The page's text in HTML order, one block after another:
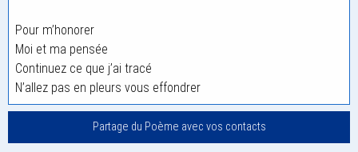
Pour m’honorer
Moi et ma pensée
Continuez ce que j’ai tracé
N’allez pas en pleurs vous effondrer
Partage du Poème avec vos contacts